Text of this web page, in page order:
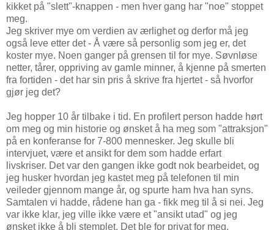
kikket på "slett"-knappen - men hver gang har "noe" stoppet
meg.
Jeg skriver mye om verdien av ærlighet og derfor må jeg
også leve etter det - Å være så personlig som jeg er, det
koster mye. Noen ganger på grensen til for mye. Søvnløse
netter, tårer, oppriving av gamle minner, å kjenne på smerten
fra fortiden - det har sin pris å skrive fra hjertet - så hvorfor
gjør jeg det?
Jeg hopper 10 år tilbake i tid. En profilert person hadde hørt
om meg og min historie og ønsket å ha meg som "attraksjon"
på en konferanse for 7-800 mennesker. Jeg skulle bli
intervjuet, være et ansikt for dem som hadde erfart
livskriser. Det var den gangen ikke godt nok bearbeidet, og
jeg husker hvordan jeg kastet meg på telefonen til min
veileder gjennom mange år, og spurte ham hva han syns.
Samtalen vi hadde, rådene han ga - fikk meg til å si nei. Jeg
var ikke klar, jeg ville ikke være et "ansikt utad" og jeg
ønsket ikke å bli stemplet. Det ble for privat for meg.